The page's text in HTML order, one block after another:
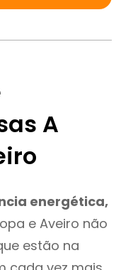
A
energética,
e Aveiro não
estão na